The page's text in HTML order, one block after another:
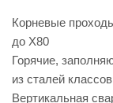
Корневые
до X80
Горячие,
из сталей
Вертикальная